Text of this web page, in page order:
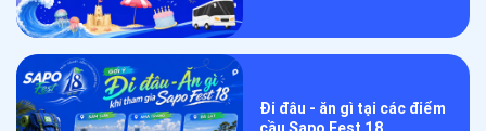
Đi đâu - ăn gì tại các điểm